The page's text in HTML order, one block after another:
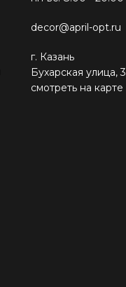
decor@april-opt.ru
г. Казань
Бухарская улица, 3
смотреть на карте